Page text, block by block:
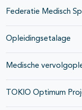
Federatie Medisch
Opleidingsetalage
Medische
TOKIO Optimum